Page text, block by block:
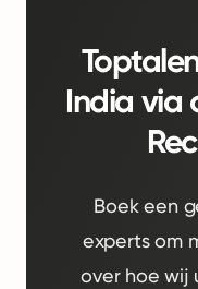
India via
Boek een
experts om
over hoe wij